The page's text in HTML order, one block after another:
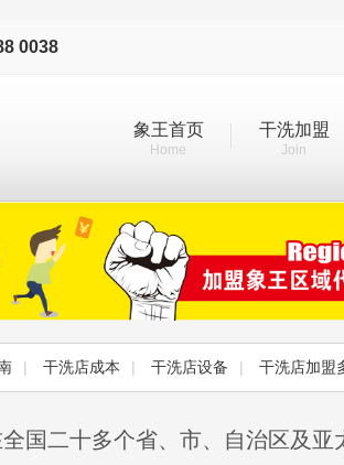
0038
象王首页
Home
干洗加盟
Join
| 干洗店成本 | 干洗店设备 | 干洗店加盟
国二十多个省、市、自治区及